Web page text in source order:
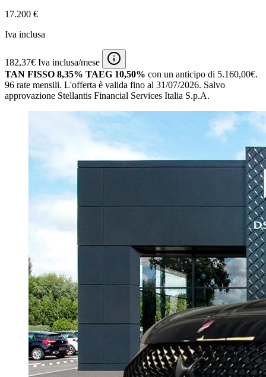
17.200 €
Iva inclusa
182,37€ Iva inclusa/mese
TAN FISSO 8,35% TAEG 10,50% con un anticipo di 5.160,00€.
96 rate mensili. L'offerta è valida fino al 31/07/2026. Salvo
approvazione Stellantis Financial Services Italia S.p.A.